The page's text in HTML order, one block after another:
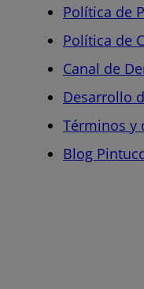
Política de
Política de
Canal de
Desarrollo
Términos y
Blog